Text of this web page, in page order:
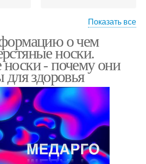
Показать все
о чем
носки.
- почему они
для здоровья